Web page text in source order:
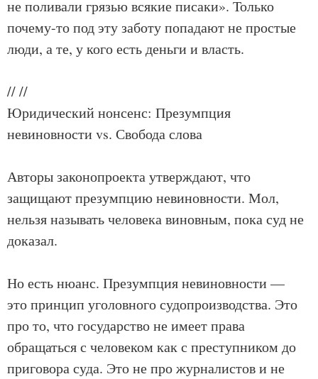
не поливали грязью всякие писаки». Только
почему-то под эту заботу попадают не простые
люди, а те, у кого есть деньги и власть.
////
Юридический нонсенс: Презумпция
невиновности vs. Свобода слова
Авторы законопроекта утверждают, что
защищают презумпцию невиновности. Мол,
нельзя называть человека виновным, пока суд не
доказал.
Но есть нюанс. Презумпция невиновности —
это принцип уголовного судопроизводства. Это
про то, что государство не имеет права
обращаться с человеком как с преступником до
приговора суда. Это не про журналистов и не